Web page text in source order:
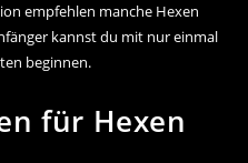
empfehlen manche Hexen
kannst du mit nur einmal
beginnen.
für Hexen